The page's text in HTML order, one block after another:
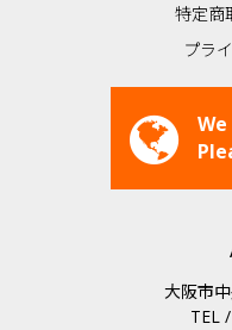
特定商
プラ
大阪市
TEL